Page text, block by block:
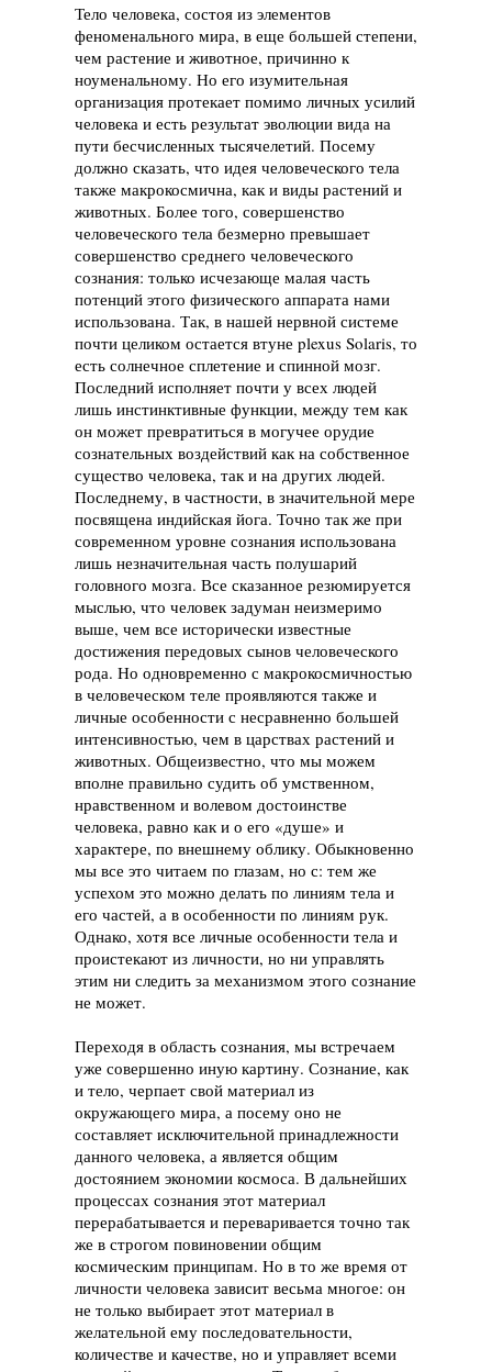
Тело человека, состоя из элементов
феноменального мира, в еще большей степени,
чем растение и животное, причинно к
ноуменальному. Но его изумительная
организация протекает помимо личных усилий
человека и есть результат эволюции вида на
пути бесчисленных тысячелетий. Посему
должно сказать, что идея человеческого тела
также макрокосмична, как и виды растений и
животных. Более того, совершенство
человеческого тела безмерно превышает
совершенство среднего человеческого
сознания: только исчезающе малая часть
потенций этого физического аппарата нами
использована. Так, в нашей нервной системе
почти целиком остается втуне plexus Solaris, то
есть солнечное сплетение и спинной мозг.
Последний исполняет почти у всех людей
лишь инстинктивные функции, между тем как
он может превратиться в могучее орудие
сознательных воздействий как на собственное
существо человека, так и на других людей.
Последнему, в частности, в значительной мере
посвящена индийская йога. Точно так же при
современном уровне сознания использована
лишь незначительная часть полушарий
головного мозга. Все сказанное резюмируется
мыслью, что человек задуман неизмеримо
выше, чем все исторически известные
достижения передовых сынов человеческого
рода. Но одновременно с макрокосмичностью
в человеческом теле проявляются также и
личные особенности с несравненно большей
интенсивностью, чем в царствах растений и
животных. Общеизвестно, что мы можем
вполне правильно судить об умственном,
нравственном и волевом достоинстве
человека, равно как и о его «душе» и
характере, по внешнему облику. Обыкновенно
мы все это читаем по глазам, но с: тем же
успехом это можно делать по линиям тела и
его частей, а в особенности по линиям рук.
Однако, хотя все личные особенности тела и
проистекают из личности, но ни управлять
этим ни следить за механизмом этого сознание
не может.
Переходя в область сознания, мы встречаем
уже совершенно иную картину. Сознание, как
и тело, черпает свой материал из
окружающего мира, а посему оно не
составляет исключительной принадлежности
данного человека, а является общим
достоянием экономии космоса. В дальнейших
процессах сознания этот материал
перерабатывается и переваривается точно так
же в строгом повиновении общим
космическим принципам. Но в то же время от
личности человека зависит весьма многое: он
не только выбирает этот материал в
желательной ему последовательности,
количестве и качестве, но и управляет всеми